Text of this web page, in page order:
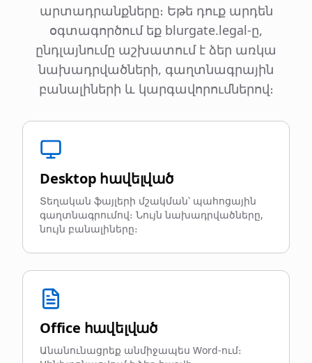
արտադրանքները։ Եթե դուք արդեն
օգտագործում եք blurgate.legal-ը,
ընդլայնումը աշխատում է ձեր առկա
նախադրվածների, գաղտնագրային
բանալիների և կարգավորումներով։
Desktop հավելված
Տեղական ֆայլերի մշակման՝ պահոցային
գաղտնագրումով։ Նույն նախադրվածները,
նույն բանալիները։
Office հավելված
Անանունացրեք անմիջապես Word-ում։